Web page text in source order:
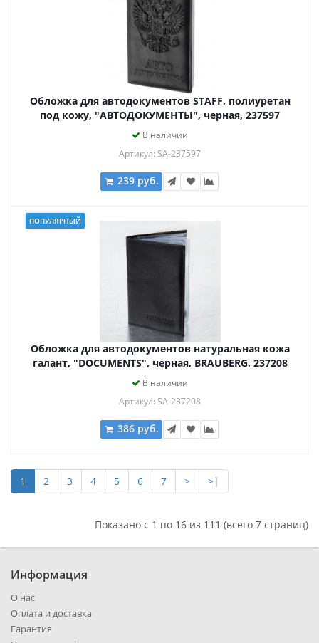
Обложка для автодокументов STAFF, полиуретан
под кожу, "АВТОДОКУМЕНТЫ", черная, 237597
В наличии
Артикул: SA-237597
239 руб.
ПОПУЛЯРНЫЙ
Обложка для автодокументов натуральная кожа
галант, "DOCUMENTS", черная, BRAUBERG, 237208
В наличии
Артикул: SA-237208
386 руб.
1 2 3 4 5 6 7 > >|
Показано с 1 по 16 из 111 (всего 7 страниц)
Информация
О нас
Оплата и доставка
Гарантия